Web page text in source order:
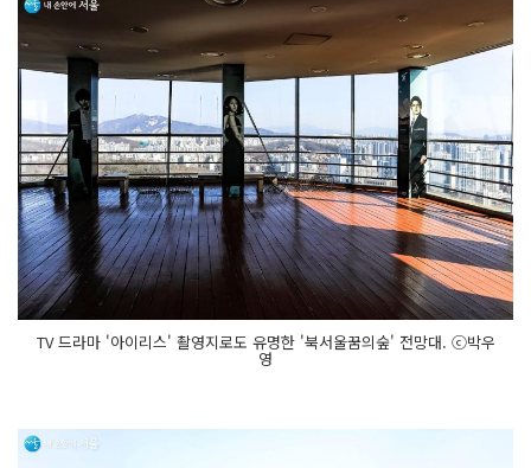
TV 드라마 '아이리스' 촬영지로도 유명한 '북서울꿈의숲' 전망대. ⓒ박우
영